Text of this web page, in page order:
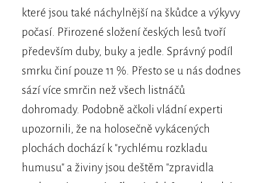
které jsou také náchylnější na škůdce a výkyvy
počasí. Přirozené složení českých lesů tvoří
především duby, buky a jedle. Správný podíl
smrku činí pouze 11 %. Přesto se u nás dodnes
sází více smrčin než všech listnáčů
dohromady. Podobně ačkoli vládní experti
upozornili, že na holosečně vykácených
plochách dochází k "rychlému rozkladu
humusu" a živiny jsou deštěm "zpravidla